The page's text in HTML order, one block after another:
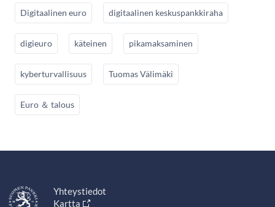
Digitaalinen euro digitaalinen keskuspankkiraha
digieuro käteinen pikamaksaminen
kyberturvallisuus Tuomas Välimäki
Euro ＆ talous
Yhteystiedot
Kartta